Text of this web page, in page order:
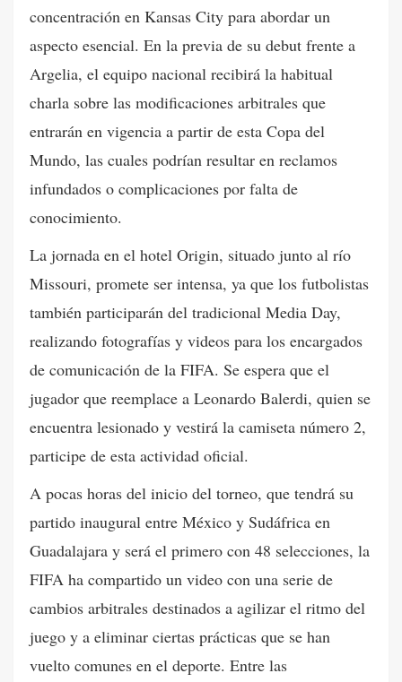
concentración en Kansas City para abordar un
aspecto esencial. En la previa de su debut frente a
Argelia, el equipo nacional recibirá la habitual
charla sobre las modificaciones arbitrales que
entrarán en vigencia a partir de esta Copa del
Mundo, las cuales podrían resultar en reclamos
infundados o complicaciones por falta de
conocimiento.
La jornada en el hotel Origin, situado junto al río
Missouri, promete ser intensa, ya que los futbolistas
también participarán del tradicional Media Day,
realizando fotografías y videos para los encargados
de comunicación de la FIFA. Se espera que el
jugador que reemplace a Leonardo Balerdi, quien se
encuentra lesionado y vestirá la camiseta número 2,
participe de esta actividad oficial.
A pocas horas del inicio del torneo, que tendrá su
partido inaugural entre México y Sudáfrica en
Guadalajara y será el primero con 48 selecciones, la
FIFA ha compartido un video con una serie de
cambios arbitrales destinados a agilizar el ritmo del
juego y a eliminar ciertas prácticas que se han
vuelto comunes en el deporte. Entre las